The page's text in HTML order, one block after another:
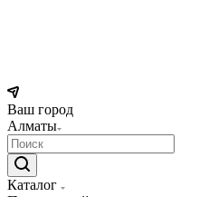
Ваш город
Алматы
Каталог